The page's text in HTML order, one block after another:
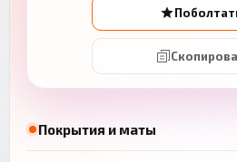
Покрытия и маты